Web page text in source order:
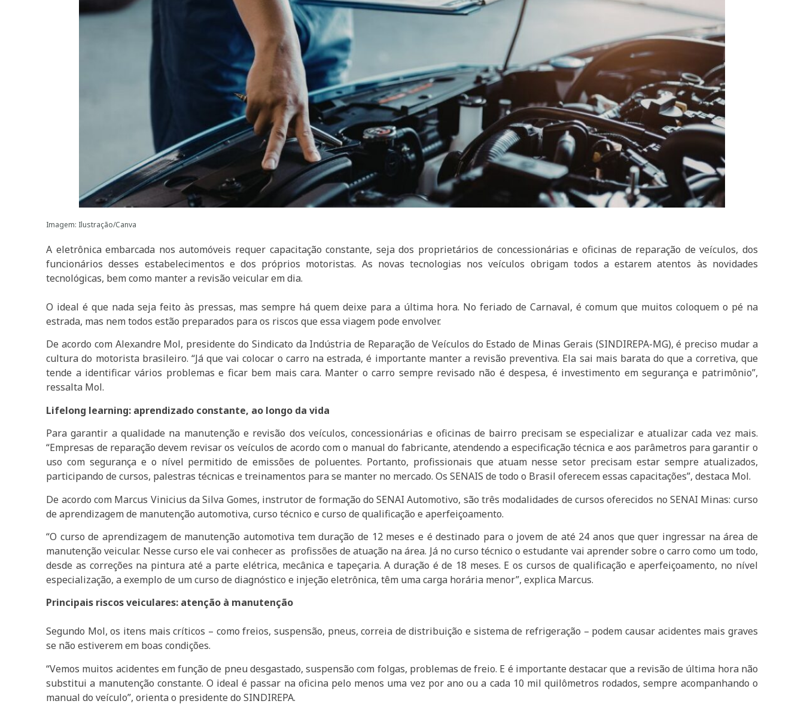
Imagem: Ilustração/Canva
A eletrônica embarcada nos automóveis requer capacitação constante, seja dos proprietários de concessionárias e oficinas de reparação de veículos, dos
funcionários desses estabelecimentos e dos próprios motoristas. As novas tecnologias nos veículos obrigam todos a estarem atentos às novidades
tecnológicas, bem como manter a revisão veicular em dia.
O ideal é que nada seja feito às pressas, mas sempre há quem deixe para a última hora. No feriado de Carnaval, é comum que muitos coloquem o pé na
estrada, mas nem todos estão preparados para os riscos que essa viagem pode envolver.
De acordo com Alexandre Mol, presidente do Sindicato da Indústria de Reparação de Veículos do Estado de Minas Gerais (SINDIREPA-MG), é preciso mudar a
cultura do motorista brasileiro. “Já que vai colocar o carro na estrada, é importante manter a revisão preventiva. Ela sai mais barata do que a corretiva, que
tende a identificar vários problemas e ficar bem mais cara. Manter o carro sempre revisado não é despesa, é investimento em segurança e patrimônio”,
ressalta Mol.
Lifelong learning: aprendizado constante, ao longo da vida
Para garantir a qualidade na manutenção e revisão dos veículos, concessionárias e oficinas de bairro precisam se especializar e atualizar cada vez mais.
“Empresas de reparação devem revisar os veículos de acordo com o manual do fabricante, atendendo a especificação técnica e aos parâmetros para garantir o
uso com segurança e o nível permitido de emissões de poluentes. Portanto, profissionais que atuam nesse setor precisam estar sempre atualizados,
participando de cursos, palestras técnicas e treinamentos para se manter no mercado. Os SENAIS de todo o Brasil oferecem essas capacitações”, destaca Mol.
De acordo com Marcus Vinicius da Silva Gomes, instrutor de formação do SENAI Automotivo, são três modalidades de cursos oferecidos no SENAI Minas: curso
de aprendizagem de manutenção automotiva, curso técnico e curso de qualificação e aperfeiçoamento.
“O curso de aprendizagem de manutenção automotiva tem duração de 12 meses e é destinado para o jovem de até 24 anos que quer ingressar na área de
manutenção veicular. Nesse curso ele vai conhecer as profissões de atuação na área. Já no curso técnico o estudante vai aprender sobre o carro como um todo,
desde as correções na pintura até a parte elétrica, mecânica e tapeçaria. A duração é de 18 meses. E os cursos de qualificação e aperfeiçoamento, no nível
especialização, a exemplo de um curso de diagnóstico e injeção eletrônica, têm uma carga horária menor”, explica Marcus.
Principais riscos veiculares: atenção à manutenção
Segundo Mol, os itens mais críticos – como freios, suspensão, pneus, correia de distribuição e sistema de refrigeração – podem causar acidentes mais graves
se não estiverem em boas condições.
“Vemos muitos acidentes em função de pneu desgastado, suspensão com folgas, problemas de freio. E é importante destacar que a revisão de última hora não
substitui a manutenção constante. O ideal é passar na oficina pelo menos uma vez por ano ou a cada 10 mil quilômetros rodados, sempre acompanhando o
manual do veículo”, orienta o presidente do SINDIREPA.